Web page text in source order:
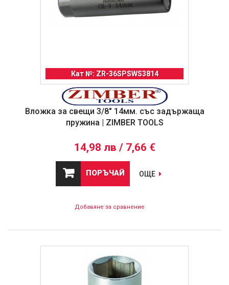
Кат №: ZR-36SPSWS3814
Вложка за свещи 3/8" 14мм. със задържаща
пружина | ZIMBER TOOLS
14,98 лв / 7,66 €
ПОРЪЧАЙ ОЩЕ
Добавяне за сравнение